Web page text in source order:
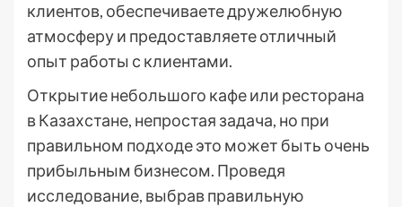
клиентов, обеспечиваете дружелюбную
атмосферу и предоставляете отличный
опыт работы с клиентами.
Открытие небольшого кафе или ресторана
в Казахстане, непростая задача, но при
правильном подходе это может быть очень
прибыльным бизнесом. Проведя
исследование, выбрав правильную